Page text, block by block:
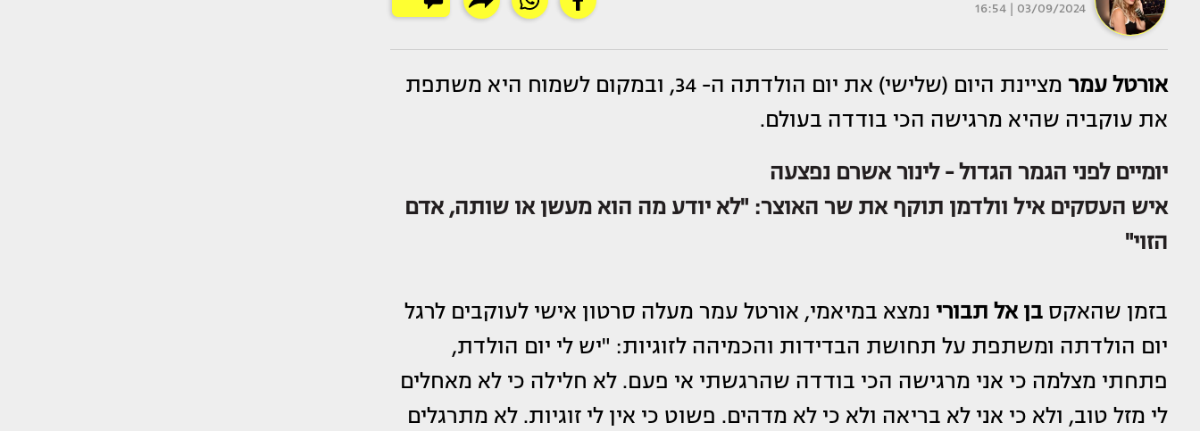
03/09/2024 | 16:54
אורטל עמר
מציינת היום (שלישי) את יום הולדתה ה- 34, ובמקום לשמוח היא משתפת
את עוקביה שהיא מרגישה הכי בודדה בעולם.
יומיים לפני הגמר הגדול - לינור אשרם נפצעה
איש העסקים איל וולדמן תוקף את שר האוצר: "לא יודע מה הוא מעשן או שותה, אדם
הזוי"
בזמן שהאקס בן אל תבורי נמצא במיאמי, אורטל עמר מעלה סרטון אישי לעוקבים לרגל
יום הולדתה ומשתפת על תחושת הבדידות והכמיהה לזוגיות: "יש לי יום הולדת,
פתחתי מצלמה כי אני מרגישה הכי בודדה שהרגשתי אי פעם. לא חלילה כי לא מאחלים
לי מזל טוב, ולא כי אני לא בריאה ולא כי לא מדהים. פשוט כי אין לי זוגיות. לא מתרגלים